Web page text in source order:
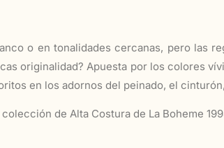
o en tonalidades cercanas, pero las
originalidad? Apuesta por los colores
en los adornos del peinado, el